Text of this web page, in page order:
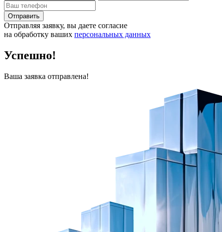
Отправить
Отправляя заявку, вы даете согласие
на обработку ваших персональных данных
Успешно!
Ваша заявка отправлена!